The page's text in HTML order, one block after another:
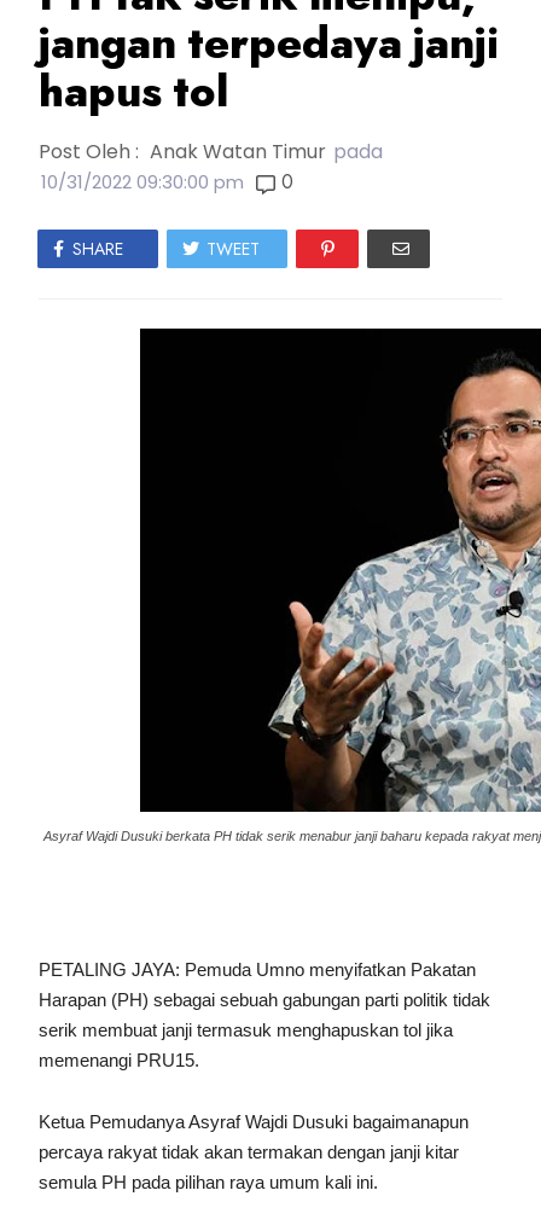
jangan terpedaya janji
hapus tol
Post Oleh : Anak Watan Timur pada
10/31/2022 09:30:00 pm 0
SHARE TWEET
Asyraf Wajdi Dusuki berkata PH tidak serik menabur janji baharu kepada rakyat
PETALING JAYA: Pemuda Umno menyifatkan Pakatan
Harapan (PH) sebagai sebuah gabungan parti politik tidak
serik membuat janji termasuk menghapuskan tol jika
memenangi PRU15.
Ketua Pemudanya Asyraf Wajdi Dusuki bagaimanapun
percaya rakyat tidak akan termakan dengan janji kitar
semula PH pada pilihan raya umum kali ini.